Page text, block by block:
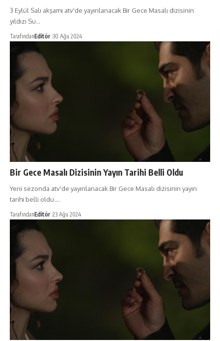
3 Eylül Salı akşamı atv'de yayınlanacak Bir Gece Masalı dizisinin
yıldızı Su…
TarafındanEditör 30 Ağu 2024
Bir Gece Masalı Dizisinin Yayın Tarihi Belli Oldu
Yeni sezonda atv'de yayınlanacak Bir Gece Masalı dizisinin yayın
tarihi belli oldu.…
TarafındanEditör 23 Ağu 2024